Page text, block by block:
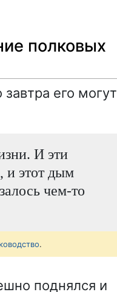
полковых
его могут
И эти
и этот дым
чем-то
.
поднялся и